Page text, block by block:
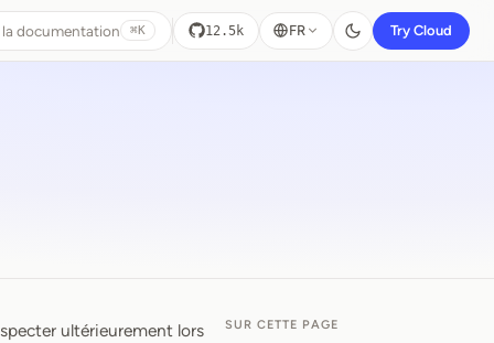
la documentation ⌘K 12.5k FR Try Cloud
ultérieurement lors
SUR CETTE PAGE